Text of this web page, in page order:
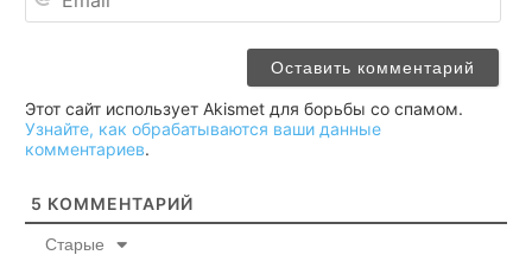
Этот сайт использует Akismet для борьбы со спамом.
Узнайте, как обрабатываются ваши данные
комментариев.
5 КОММЕНТАРИЙ
Старые